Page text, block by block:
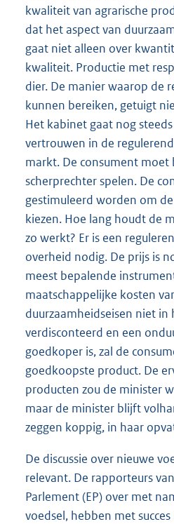
kwaliteit van agrarische
dat het aspect van
gaat niet alleen over
kwaliteit. Productie met
dier. De manier waarop de
kunnen bereiken, getuigt
Het kabinet gaat nog
vertrouwen in de
markt. De consument moet
scherprechter spelen. De
gestimuleerd worden om
kiezen. Hoe lang houdt de
zo werkt? Er is een
overheid nodig. De prijs is
meest bepalende
maatschappelijke kosten
duurzaamheidseisen niet in
verdisconteerd en een
goedkoper is, zal de
goedkoopste product. De
producten zou de minister
maar de minister blijft
zeggen koppig, in haar
De discussie over nieuwe
relevant. De rapporteurs
Parlement (EP) over met
voedsel, hebben met